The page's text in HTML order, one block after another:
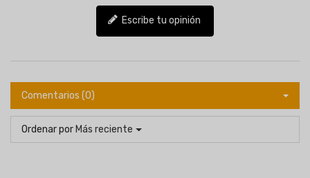
Escribe tu opinión
Comentarios (0)
Ordenar por Más reciente